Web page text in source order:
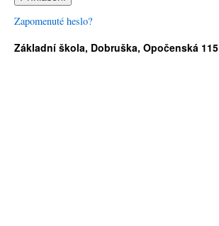
Zapomenuté heslo?
Základní škola, Dobruška, Opočenská 115